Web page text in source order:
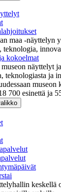
teknologia,
kokoelmat
näyttelyt
teknologiasta ja
museon
700 esinettä ja